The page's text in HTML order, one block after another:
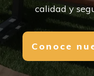
calidad y
Conoce